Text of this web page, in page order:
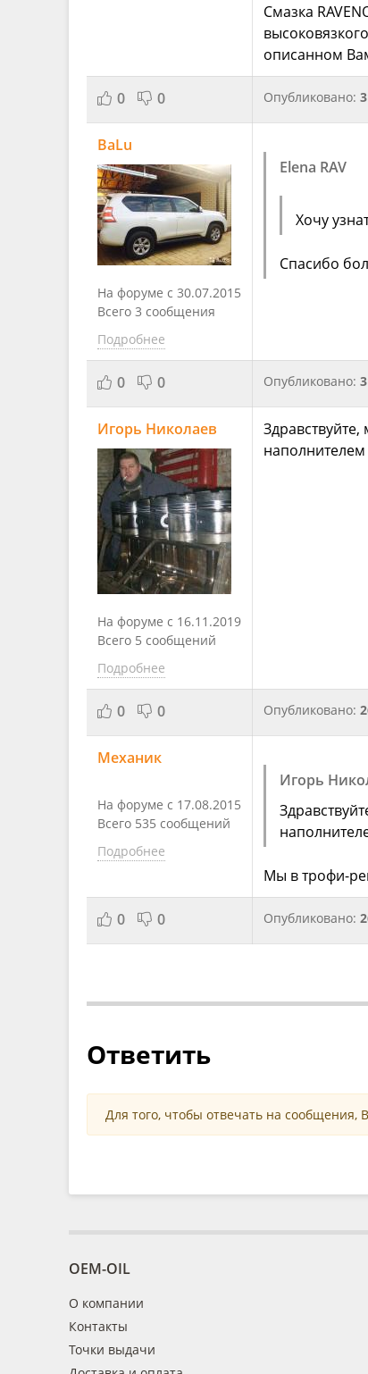
Смазка
описанном
0 0 Опубликовано:
BaLu
На форуме с 30.07.2015
Всего 3 сообщения
Подробнее
Elena RAV
Хочу
Спасибо
0 0 Опубликовано:
Игорь Николаев
На форуме с 16.11.2019
Всего 5 сообщений
Подробнее
0 0 Опубликовано:
Механик
На форуме с 17.08.2015
Всего 535 сообщений
Подробнее
Игорь
Мы в трофи-
0 0 Опубликовано:
Ответить
Для того, чтобы отвечать на сообщения,
OEM-OIL
О компании
Контакты
Точки выдачи